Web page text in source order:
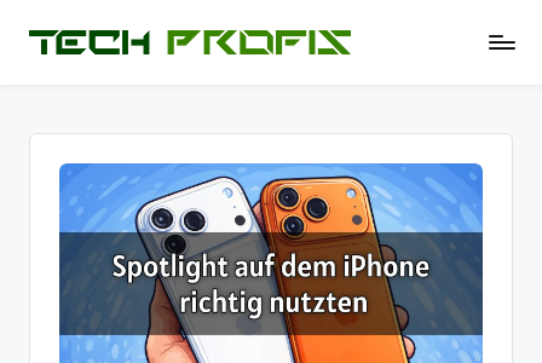
Hardware
Tipps